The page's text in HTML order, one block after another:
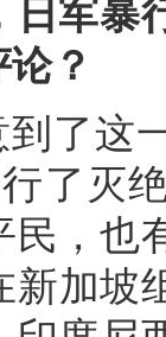
日军暴
？
了这
了灭
民，也
加坡